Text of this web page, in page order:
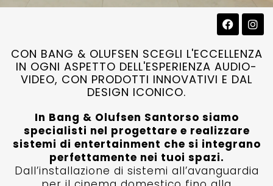
CON BANG & OLUFSEN SCEGLI L'ECCELLENZA
IN OGNI ASPETTO DELL'ESPERIENZA AUDIO-
VIDEO, CON PRODOTTI INNOVATIVI E DAL
DESIGN ICONICO.
In Bang & Olufsen Santorso siamo
specialisti nel progettare e realizzare
sistemi di entertainment che si integrano
perfettamente nei tuoi spazi.
Dall’installazione di sistemi all’avanguardia